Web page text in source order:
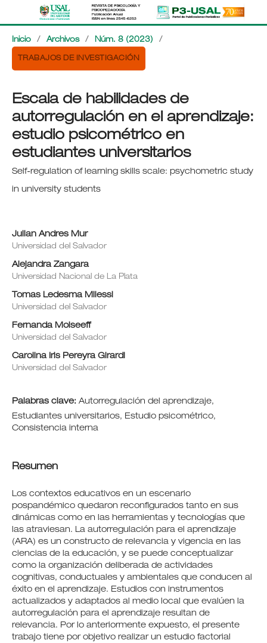
Inicio / Archivos / Núm. 8 (2023) /
TRABAJOS DE INVESTIGACIÓN
Escala de habilidades de
autorregulación en el aprendizaje:
estudio psicométrico en
estudiantes universitarios
Self-regulation of learning skills scale: psychometric study
in university students
Julian Andres Mur
Universidad del Salvador
Alejandra Zangara
Universidad Nacional de La Plata
Tomas Ledesma Milessi
Universidad del Salvador
Fernanda Moiseeff
Universidad del Salvador
Carolina Iris Pereyra Girardi
Universidad del Salvador
Palabras clave: Autorregulación del aprendizaje,
Estudiantes universitarios, Estudio psicométrico,
Consistencia interna
Resumen
Los contextos educativos en un escenario
pospandémico quedaron reconfigurados tanto en sus
dinámicas como en las herramientas y tecnologías que
las atraviesan. La autorregulación para el aprendizaje
(ARA) es un constructo de relevancia y vigencia en las
ciencias de la educación, y se puede conceptualizar
como la organización deliberada de actividades
cognitivas, conductuales y ambientales que conducen al
éxito en el aprendizaje. Estudios con instrumentos
actualizados y adaptados al medio local que evalúen la
autorregulación para el aprendizaje resultan de
relevancia. Por lo anteriormente expuesto, el presente
trabajo tiene por objetivo realizar un estudio factorial